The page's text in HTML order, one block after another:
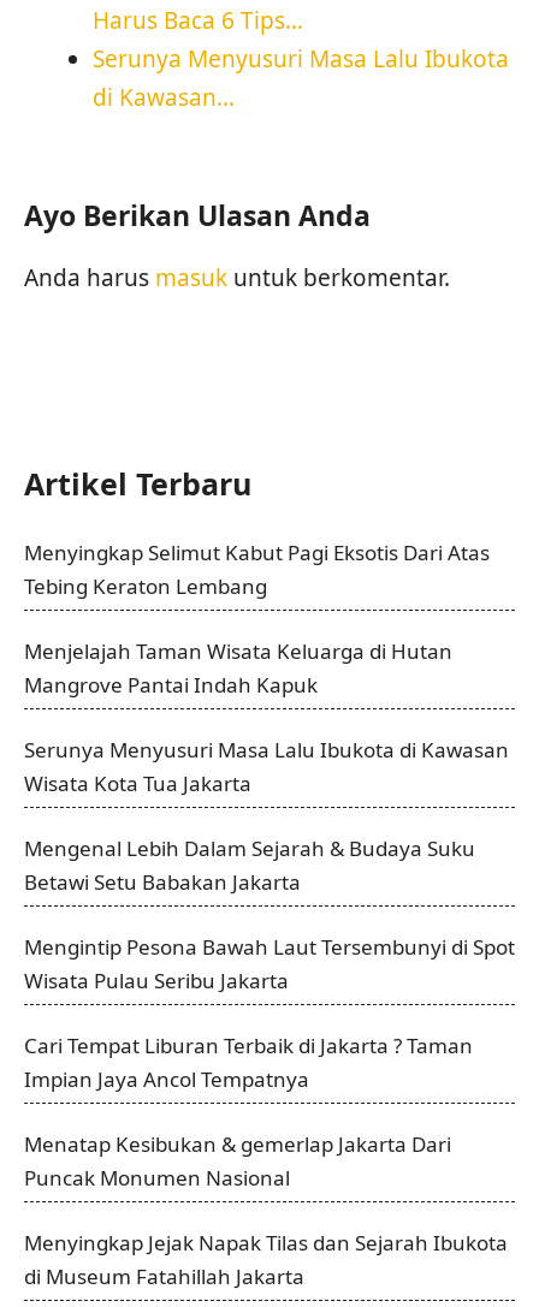
Harus Baca 6 Tips…
Serunya Menyusuri Masa Lalu Ibukota
di Kawasan…
Ayo Berikan Ulasan Anda
Anda harus masuk untuk berkomentar.
Artikel Terbaru
Menyingkap Selimut Kabut Pagi Eksotis Dari Atas
Tebing Keraton Lembang
Menjelajah Taman Wisata Keluarga di Hutan
Mangrove Pantai Indah Kapuk
Serunya Menyusuri Masa Lalu Ibukota di Kawasan
Wisata Kota Tua Jakarta
Mengenal Lebih Dalam Sejarah & Budaya Suku
Betawi Setu Babakan Jakarta
Mengintip Pesona Bawah Laut Tersembunyi di Spot
Wisata Pulau Seribu Jakarta
Cari Tempat Liburan Terbaik di Jakarta ? Taman
Impian Jaya Ancol Tempatnya
Menatap Kesibukan & gemerlap Jakarta Dari
Puncak Monumen Nasional
Menyingkap Jejak Napak Tilas dan Sejarah Ibukota
di Museum Fatahillah Jakarta